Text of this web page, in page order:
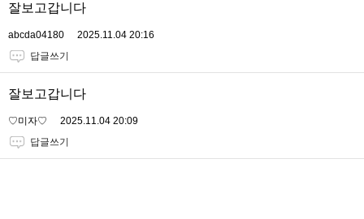
잘보고갑니다
abcda04180
2025.11.04 20:16
답글쓰기
잘보고갑니다
♡미자♡
2025.11.04 20:09
답글쓰기